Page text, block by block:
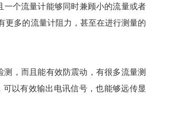
一个流量计能够同时兼顾小的流量或者
多的流量计阻力，甚至在进行测量的
，而且能有效防震动，有很多流量测
以有效输出电讯信号，也能够远传显